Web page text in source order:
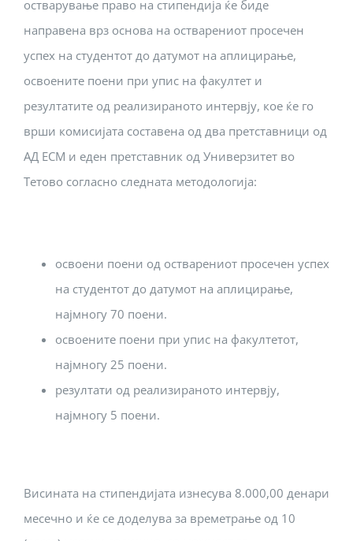
остварување право на стипендија ќе биде
направена врз основа на остварениот просечен
успех на студентот до датумот на аплицирање,
освоените поени при упис на факултет и
резултатите од реализираното интервју, кое ќе го
врши комисијата составена од два претставници од
АД ЕСМ и еден претставник од Универзитет во
Тетово согласно следната методологија:
освоени поени од остварениот просечен успех
на студентот до датумот на аплицирање,
најмногу 70 поени.
освоените поени при упис на факултетот,
најмногу 25 поени.
резултати од реализираното интервју,
најмногу 5 поени.
Висината на стипендијата изнесува 8.000,00 денари
месечно и ќе се доделува за времетрање од 10